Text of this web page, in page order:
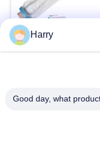
Harry
Good day, what